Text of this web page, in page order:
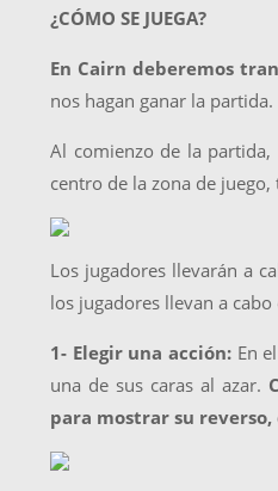
¿CÓMO SE JUEGA?
En Cairn deberemos
nos hagan ganar la
Al comienzo de la
centro de la zona de
Los jugadores llevarán a
los jugadores llevan a cabo
1- Elegir una acción: En
una de sus caras al azar.
para mostrar su